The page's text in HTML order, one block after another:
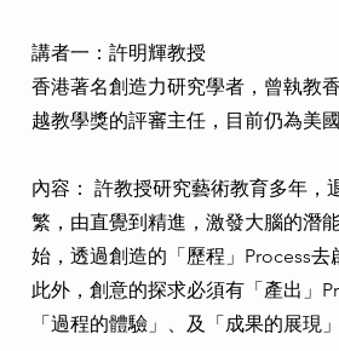
講者一：許明輝教授
香港著名創造力研究學者，曾執教
越教學獎的評審主任，目前仍為美
內容： 許教授研究藝術教育多年，
繁，由直覺到精進，激發大腦的潛
始，透過創造的「歷程」Process
此外，創意的探求必須有「產出」
「過程的體驗」、及「成果的展